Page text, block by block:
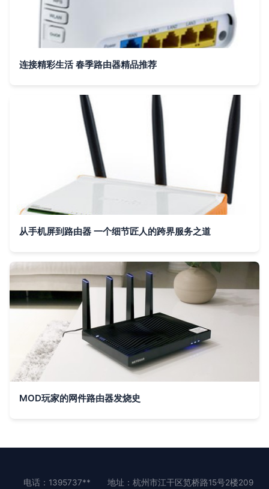
连接精彩生活 春季路由器精品推荐
从手机屏到路由器 一个细节匠人的跨界服务之道
MOD玩家的网件路由器发烧史
电话：1395737** 地址：杭州市江干区笕桥路15号2楼209